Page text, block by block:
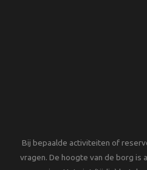
Bij bepaalde activiteiten of
vragen. De hoogte van de borg is